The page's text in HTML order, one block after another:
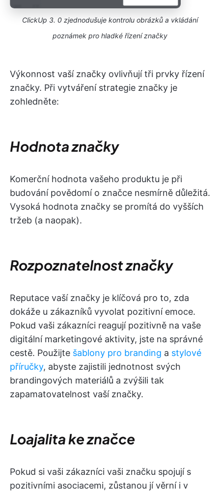
ClickUp 3. 0 zjednodušuje kontrolu obrázků a vkládání
poznámek pro hladké řízení značky
Výkonnost vaší značky ovlivňují tři prvky řízení
značky. Při vytváření strategie značky je
zohledněte:
Hodnota značky
Komerční hodnota vašeho produktu je při
budování povědomí o značce nesmírně důležitá.
Vysoká hodnota značky se promítá do vyšších
tržeb (a naopak).
Rozpoznatelnost značky
Reputace vaší značky je klíčová pro to, zda
dokáže u zákazníků vyvolat pozitivní emoce.
Pokud vaši zákazníci reagují pozitivně na vaše
digitální marketingové aktivity, jste na správné
cestě. Použijte šablony pro branding a stylové
příručky, abyste zajistili jednotnost svých
brandingových materiálů a zvýšili tak
zapamatovatelnost vaší značky.
Loajalita ke značce
Pokud si vaši zákazníci vaši značku spojují s
pozitivními asociacemi, zůstanou jí věrní i v